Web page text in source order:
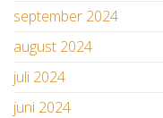
september 2024
august 2024
juli 2024
juni 2024